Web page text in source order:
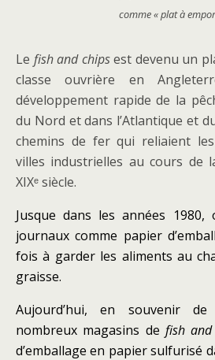
comme « plat à
Le fish and chipsest devenu un
classe ouvrière en
développement rapide de la
du Nord et dans l’Atlantique et
chemins de fer qui reliaient
villes industrielles au cours de
XIXᵉ siècle.
Jusque dans les années
journaux comme papier
fois à garder les aliments au
graisse.
Aujourd’hui, en souvenir
nombreux magasins de fish and
d’emballage en papier sulfurisé